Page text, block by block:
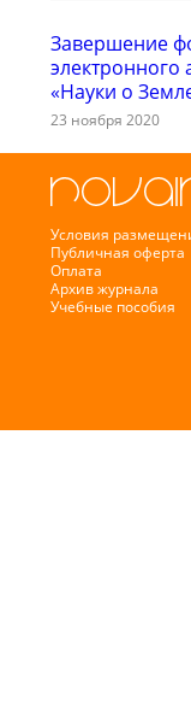
Завершение
«Науки о
23 ноября 2020
Условия
Публичная оферта
Оплата
Архив журнала
Учебные пособия